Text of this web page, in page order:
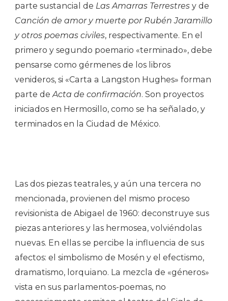
parte sustancial de Las Amarras Terrestres y de
Canción de amor y muerte por Rubén Jaramillo
y otros poemas civiles, respectivamente. En el
primero y segundo poemario «terminado», debe
pensarse como gérmenes de los libros
venideros, si «Carta a Langston Hughes» forman
parte de Acta de confirmación. Son proyectos
iniciados en Hermosillo, como se ha señalado, y
terminados en la Ciudad de México.
Las dos piezas teatrales, y aún una tercera no
mencionada, provienen del mismo proceso
revisionista de Abigael de 1960: deconstruye sus
piezas anteriores y las hermosea, volviéndolas
nuevas. En ellas se percibe la influencia de sus
afectos: el simbolismo de Mosén y el efectismo,
dramatismo, lorquiano. La mezcla de «géneros»
vista en sus parlamentos-poemas, no